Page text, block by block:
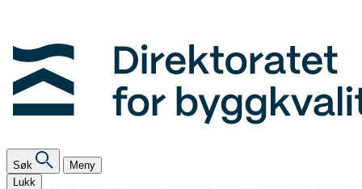
Søk
Meny
Lukk